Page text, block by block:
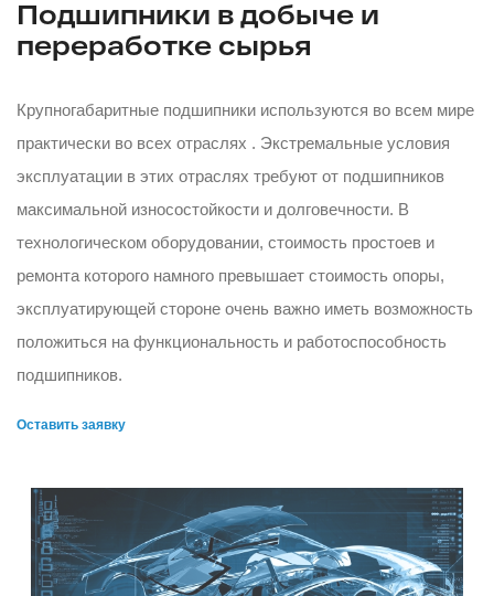
Подшипники в добыче и
переработке сырья
Крупногабаритные подшипники используются во всем мире
практически во всех отраслях . Экстремальные условия
эксплуатации в этих отраслях требуют от подшипников
максимальной износостойкости и долговечности. В
технологическом оборудовании, стоимость простоев и
ремонта которого намного превышает стоимость опоры,
эксплуатирующей стороне очень важно иметь возможность
положиться на функциональность и работоспособность
подшипников.
Оставить заявку